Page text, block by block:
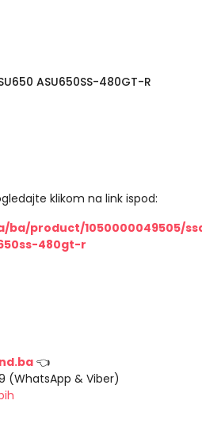
ASU650SS-480GT-R
klikom na link ispod:
ba/product/1050000049505/
480gt-r
👈
(WhatsApp & Viber)